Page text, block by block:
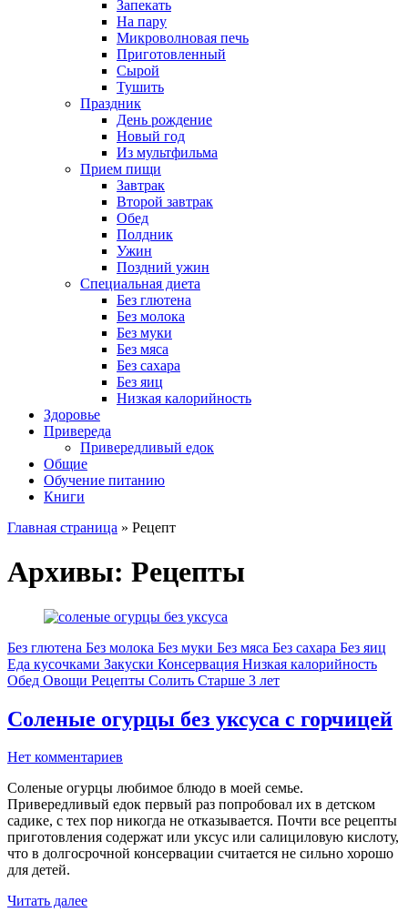
Запекать
На пару
Микроволновая печь
Приготовленный
Сырой
Тушить
Праздник
День рождение
Новый год
Из мультфильма
Прием пищи
Завтрак
Второй завтрак
Обед
Полдник
Ужин
Поздний ужин
Специальная диета
Без глютена
Без молока
Без муки
Без мяса
Без сахара
Без яиц
Низкая калорийность
Здоровье
Привереда
Привередливый едок
Общие
Обучение питанию
Книги
Главная страница » Рецепт
Архивы: Рецепты
Без глютена Без молока Без муки Без мяса Без сахара Без яиц
Еда кусочками Закуски Консервация Низкая калорийность
Обед Овощи Рецепты Солить Старше 3 лет
Соленые огурцы без уксуса с горчицей
Нет комментариев
Соленые огурцы любимое блюдо в моей семье.
Привередливый едок первый раз попробовал их в детском
садике, с тех пор никогда не отказывается. Почти все рецепты
приготовления содержат или уксус или салициловую кислоту,
что в долгосрочной консервации считается не сильно хорошо
для детей.
Читать далее